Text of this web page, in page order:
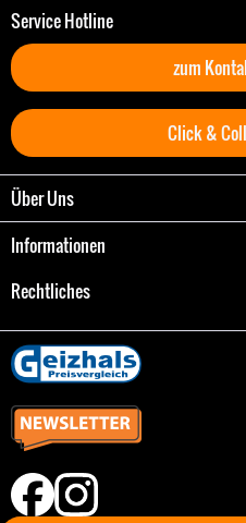
Service Hotline
zum
Click &
Über Uns
Informationen
Rechtliches